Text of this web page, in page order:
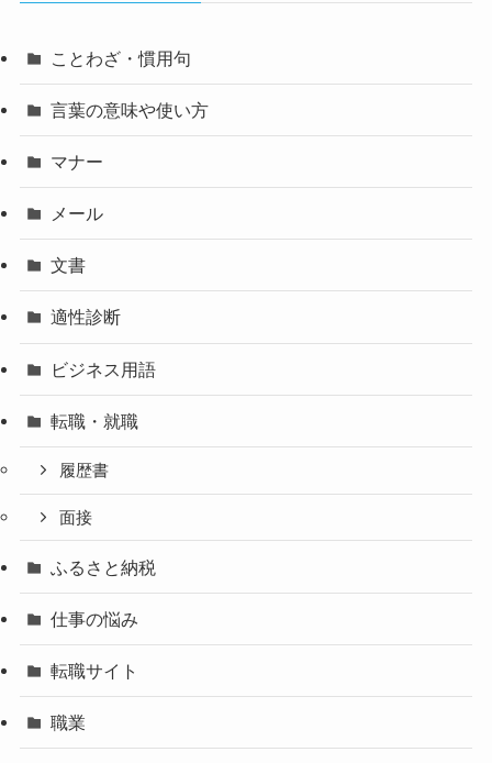
ことわざ・慣用句
言葉の意味や使い方
マナー
メール
文書
適性診断
ビジネス用語
転職・就職
履歴書
面接
ふるさと納税
仕事の悩み
転職サイト
職業